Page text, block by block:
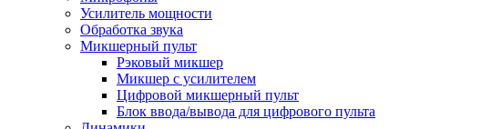
Усилитель мощности
Обработка звука
Микшерный пульт
Рэковый микшер
Микшер с усилителем
Цифровой микшерный пульт
Блок ввода/вывода для цифрового пульта